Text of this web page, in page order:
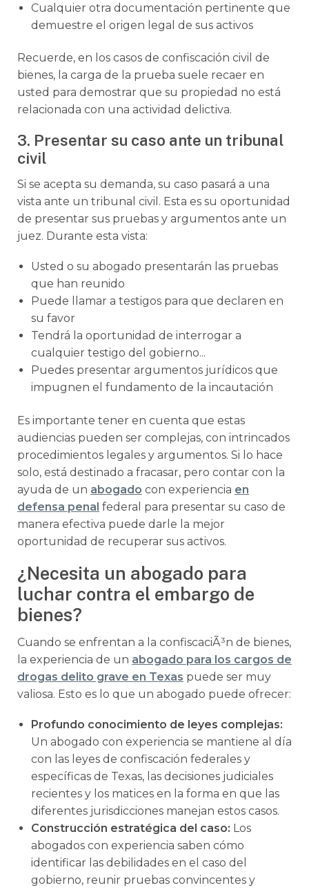
Cualquier otra documentación pertinente que
demuestre el origen legal de sus activos
Recuerde, en los casos de confiscación civil de
bienes, la carga de la prueba suele recaer en
usted para demostrar que su propiedad no está
relacionada con una actividad delictiva.
3. Presentar su caso ante un tribunal
civil
Si se acepta su demanda, su caso pasará a una
vista ante un tribunal civil. Esta es su oportunidad
de presentar sus pruebas y argumentos ante un
juez. Durante esta vista:
Usted o su abogado presentarán las pruebas
que han reunido
Puede llamar a testigos para que declaren en
su favor
Tendrá la oportunidad de interrogar a
cualquier testigo del gobierno...
Puedes presentar argumentos jurídicos que
impugnen el fundamento de la incautación
Es importante tener en cuenta que estas
audiencias pueden ser complejas, con intrincados
procedimientos legales y argumentos. Si lo hace
solo, está destinado a fracasar, pero contar con la
ayuda de un abogado con experiencia en
defensa penal federal para presentar su caso de
manera efectiva puede darle la mejor
oportunidad de recuperar sus activos.
¿Necesita un abogado para
luchar contra el embargo de
bienes?
Cuando se enfrentan a la confiscaciÃ³n de bienes,
la experiencia de un abogado para los cargos de
drogas delito grave en Texas puede ser muy
valiosa. Esto es lo que un abogado puede ofrecer:
Profundo conocimiento de leyes complejas:
Un abogado con experiencia se mantiene al día
con las leyes de confiscación federales y
específicas de Texas, las decisiones judiciales
recientes y los matices en la forma en que las
diferentes jurisdicciones manejan estos casos.
Construcción estratégica del caso: Los
abogados con experiencia saben cómo
identificar las debilidades en el caso del
gobierno, reunir pruebas convincentes y